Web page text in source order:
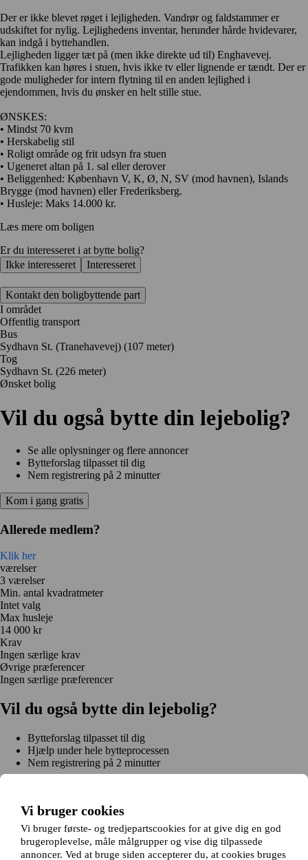
Der er ikke blevet røget i lejligheden. Vandrør og faldstammer er
udskiftet for nylig. Lejlighedens inventar, herunder hårde hvidevarer,
kan indgå i byttehandlen.
Lejligheden ligger tæt på (men ikke direkte ud til) Enghavevej.
Trafikken kan høres i stuen, hvis ikke tv eller lignende er tændt. Der er
gode muligheder for intern flytning til en anden lejlighed i
ejendommen, hvis du ønsker en helt stille stue.
ØNSKES:
• Mindst 70 kvm
• Herskabelig stil
• Roligt område og frit udsyn fra stuen
• Ugeneret altan på 1. sal eller derover
• Beliggenhed: København V, K, Ø, N, SV (mod havnen), Islands
Brygge (mod havnen) eller Frederiksberg.
• Husleje: Maks 14.000 kr.
Læs mere om boligen
Er du interesseret i at bytte bolig?
Ikke interesseret
Interesseret
Kontakt den boligbyttende part
I området
Offentlig transport
Bus
Sydhavn St. (Tranehavevej) (107 meter)
Tog
Sydhavn St. (226 meter)
Ønsket bolig
Vil du også bytte din lejebolig?
Se alle oplysninger og flere annoncer
Bytteforslag tilpasset til dig
Nem registrering på 2 minutter
Kom i gang gratis
Allerede medlem?
Klik her
værelser
3 værelser
Min. antal kvadratmeter
Intet valg
Max husleje
14 000 kr
Krav
Ingen særlige krav
Øvrige præferencer
Ingen særlige præferencer
Vil du også bytte din lejebolig?
Bytteforslag tilpasset til dig
Hjælp under hele bytteprocessen
Nem registrering på 2 minutter
Kom i gang gratis Søg annoncer
Læs mere
Nyheder og tips
Om Hjembytte.dk
Vi bruger cookies
Vi bruger første- og tredjepartscookies for at give dig en god
brugeroplevelse, måle målgrupper og vise dig tilpassede
annoncer. Ved at bruge siden accepterer du, at cookies bruges